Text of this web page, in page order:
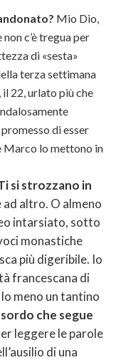
Mio Dio,
c’è tregua per
di «sesta»
terza settimana
il 22, urlato più che
di esser
Marco lo mettono in
si strozzano in
ad altro. O almeno
intarsiato, sotto
monastiche
più digeribile. Io
francescana di
meno un tantino
che segue
leggere le parole
di una